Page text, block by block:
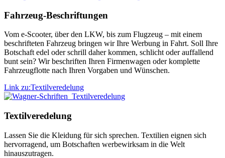
Fahrzeug-Beschriftungen
Vom e-Scooter, über den LKW, bis zum Flugzeug – mit einem
beschrifteten Fahrzeug bringen wir Ihre Werbung in Fahrt. Soll Ihre
Botschaft edel oder schrill daher kommen, schlicht oder auffallend
bunt sein? Wir beschriften Ihren Firmenwagen oder komplette
Fahrzeugflotte nach Ihren Vorgaben und Wünschen.
Link zu:Textilveredelung
Textilveredelung
Lassen Sie die Kleidung für sich sprechen. Textilien eignen sich
hervorragend, um Botschaften werbewirksam in die Welt
hinauszutragen.